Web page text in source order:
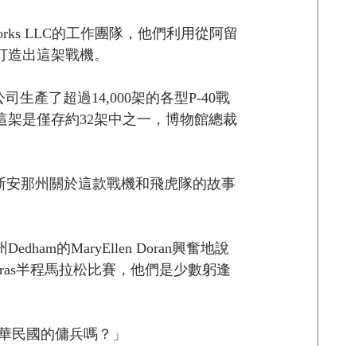
LLC的工作團隊，他們利用從阿留
出這架戰機。
生產了超過14,000架的各型P-40戰
是僅存約32架中之一，博物館總裁
安那州關於這款戰機和飛虎隊的故事
的MaryEllen Doran興奮地說
半程馬拉松比賽，他們是少數躬逢
民國的傭兵嗎？」